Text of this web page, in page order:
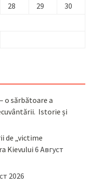
28 29
30
o sărbătoare a
Istorie și
de „victime
Kievului 6 Август
2026